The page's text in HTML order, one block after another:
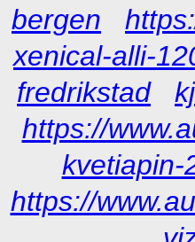
bergen
xenical-alli-
fredrikstad
https://
kvetiapin-
https://